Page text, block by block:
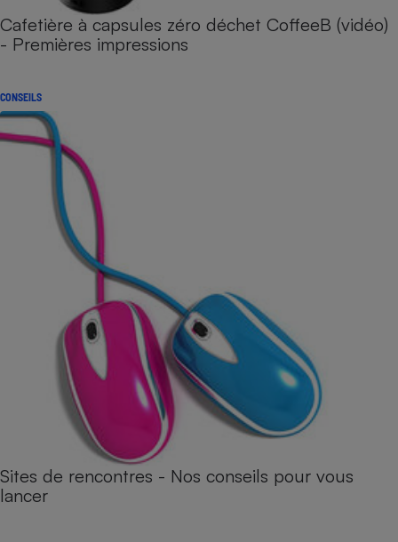
Cafetière à capsules zéro déchet CoffeeB (vidéo)
- Premières impressions
CONSEILS
Sites de rencontres - Nos conseils pour vous
lancer